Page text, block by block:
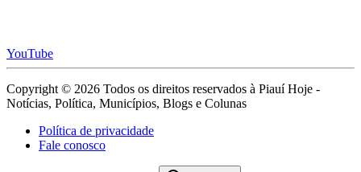
YouTube
Copyright © 2026 Todos os direitos reservados à Piauí Hoje -
Notícias, Política, Municípios, Blogs e Colunas
Política de privacidade
Fale conosco